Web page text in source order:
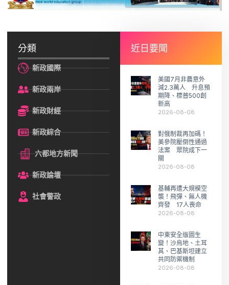
分類
新政國際
新政兩岸
新政財經
新政綜合
六都地方新聞
新政論壇
社會警政
近日要聞
美國7月非農意外
減2.3萬人 升息預
期降、標普500創
新高
2026-08-08
對俄制裁再加碼！
美參院壓倒性通過
法案 眾院成下一
關
2026-08-08
基輔再遭大規模空
襲！飛彈、無人機
齊發 17人喪命
2026-08-08
中東安全版圖生
變！沙烏地、土耳
其、巴基斯坦建立
共同防禦機制
2026-08-08